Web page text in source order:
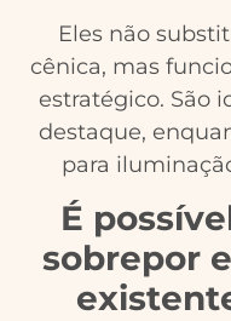
Eles não
cênica, mas
estratégico. São
destaque,
para
É
sobrepor